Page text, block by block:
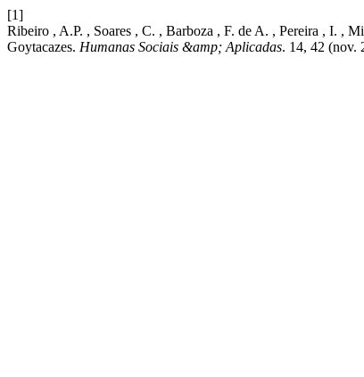
[1]
Ribeiro , A.P. , Soares , C. , Barboza , F. de A. , Pereira , I. ,
Goytacazes. Humanas Sociais &amp; Aplicadas. 14, 42 (nov.